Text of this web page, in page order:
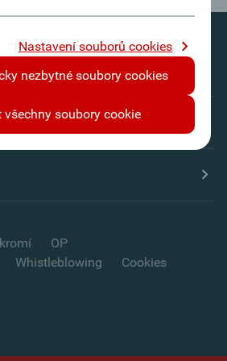
Nastavení souborů cookies
nezbytné soubory cookies
všechny soubory cookie
OP
Whistleblowing Cookies